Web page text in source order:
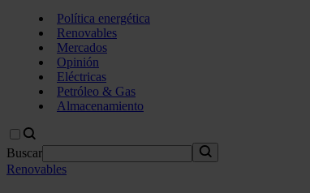
Política energética
Renovables
Mercados
Opinión
Eléctricas
Petróleo & Gas
Almacenamiento
Buscar
Renovables